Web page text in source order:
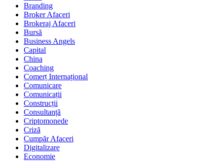
Branding
Broker Afaceri
Brokeraj Afaceri
Bursă
Business Angels
Capital
China
Coaching
Comerț Internațional
Comunicare
Comunicații
Construcții
Consultanță
Criptomonede
Criză
Cumpăr Afaceri
Digitalizare
Economie